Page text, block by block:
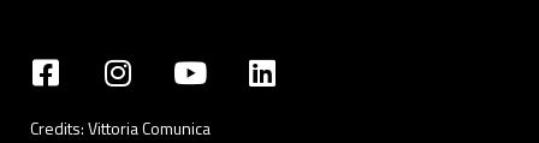
Credits:Vittoria Comunica